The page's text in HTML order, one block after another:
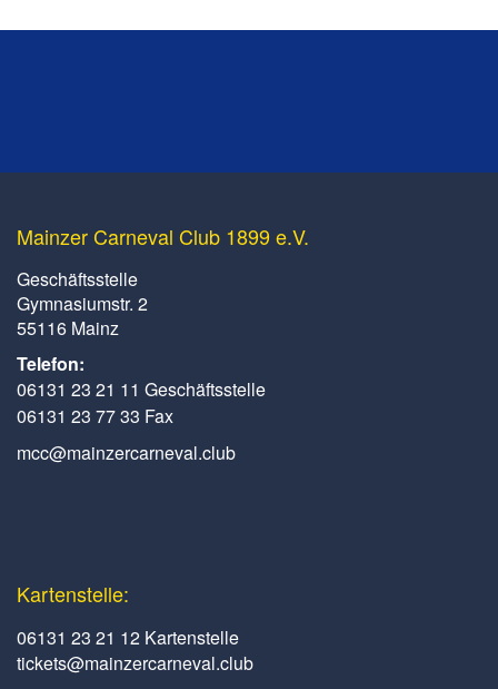
Mainzer Carneval Club 1899 e.V.
Geschäftsstelle
Gymnasiumstr. 2
55116 Mainz
Telefon:
06131 23 21 11 Geschäftsstelle
06131 23 77 33 Fax
mcc@mainzercarneval.club
Kartenstelle:
06131 23 21 12 Kartenstelle
tickets@mainzercarneval.club